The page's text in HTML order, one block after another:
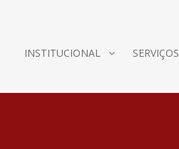
INSTITUCIONAL SERVIÇOS